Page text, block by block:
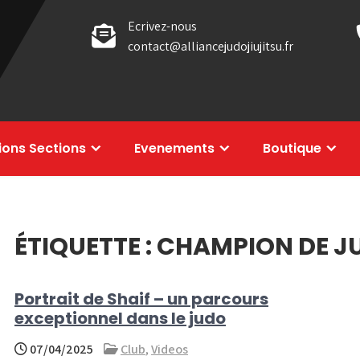
Ecrivez-nous
contact@alliancejudojiujitsu.fr
Sections Evenements Boutique
ÉTIQUETTE :CHAMPION DE
Portrait de Shaif – un parcours
exceptionnel dans le judo
07/04/2025 Club,Videos